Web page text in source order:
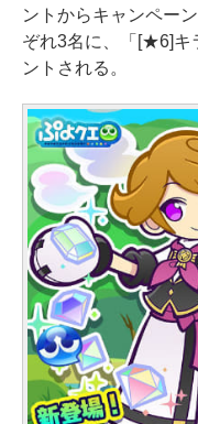
ントからキャンペー
ぞれ3名に、「[★6]キ
ントされる。